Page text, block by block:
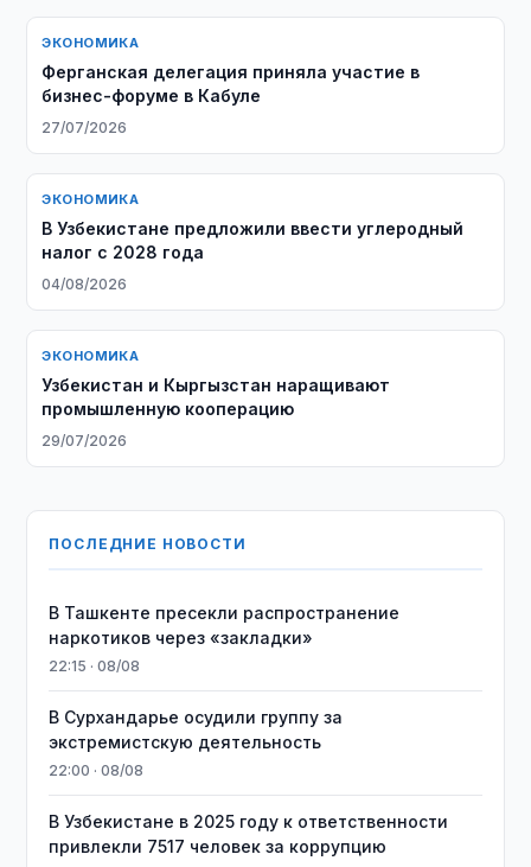
ЭКОНОМИКА
​​​​​​​Ферганская делегация приняла участие в
бизнес-форуме в Кабуле
27/07/2026
ЭКОНОМИКА
В Узбекистане предложили ввести углеродный
налог с 2028 года
04/08/2026
ЭКОНОМИКА
Узбекистан и Кыргызстан наращивают
промышленную кооперацию
29/07/2026
ПОСЛЕДНИЕ НОВОСТИ
В Ташкенте пресекли распространение
наркотиков через «закладки»
22:15 · 08/08
В Сурхандарье осудили группу за
экстремистскую деятельность
22:00 · 08/08
В Узбекистане в 2025 году к ответственности
привлекли 7517 человек за коррупцию